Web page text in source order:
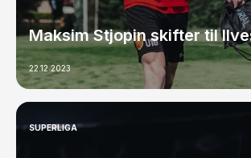
Maksim Stjopin skifter til
22.12.2023
SUPERLIGA